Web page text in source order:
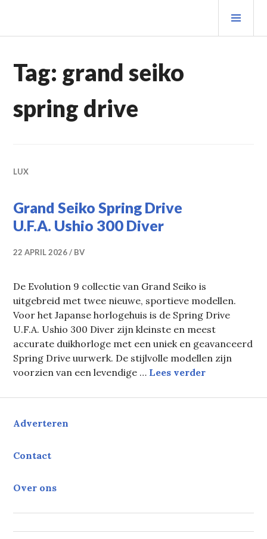
inhoud
Tag: grand seiko
spring drive
LUX
Grand Seiko Spring Drive
U.F.A. Ushio 300 Diver
22 APRIL 2026 BV
De Evolution 9 collectie van Grand Seiko is
uitgebreid met twee nieuwe, sportieve modellen.
Voor het Japanse horlogehuis is de Spring Drive
U.F.A. Ushio 300 Diver zijn kleinste en meest
accurate duikhorloge met een uniek en geavanceerd
Spring Drive uurwerk. De stijlvolle modellen zijn
voorzien van een levendige … Lees verderGrand
Adverteren
Contact
Over ons